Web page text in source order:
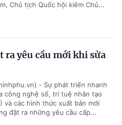
Chủ tịch Quốc hội kiêm Chủ...
ra yêu cầu mới khi sửa
- Sự phát triển nhanh
công nghệ số, trí tuệ nhân tạo
và các hình thức xuất bản mới
đặt ra những yêu cầu cấp...